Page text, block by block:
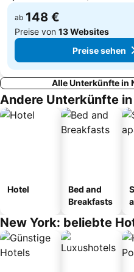
ab 148 €
Preise von 13 Websites
Preise sehen
Alle Unterkünfte in
Andere Unterkünfte
Hotel
Bed and
Breakfasts
New York: beliebte